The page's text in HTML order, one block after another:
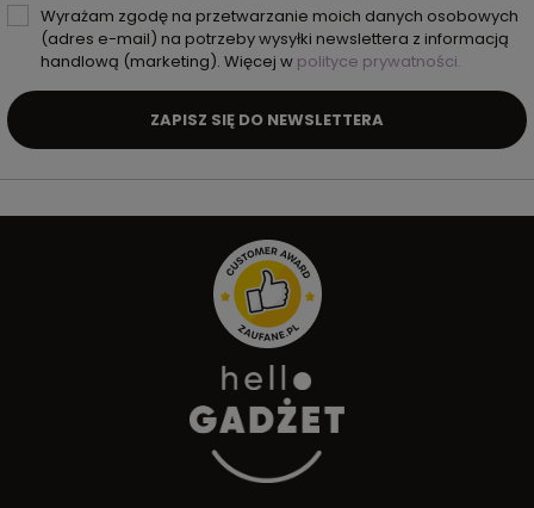
Wyrażam zgodę na przetwarzanie moich danych osobowych
(adres e-mail) na potrzeby wysyłki newslettera z informacją
handlową (marketing). Więcej w polityce prywatności.
ZAPISZ SIĘ DO NEWSLETTERA